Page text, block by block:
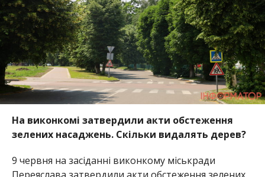
На виконкомі затвердили акти обстеження
зелених насаджень. Скільки видалять дерев?
9 червня на засіданні виконкому міськради